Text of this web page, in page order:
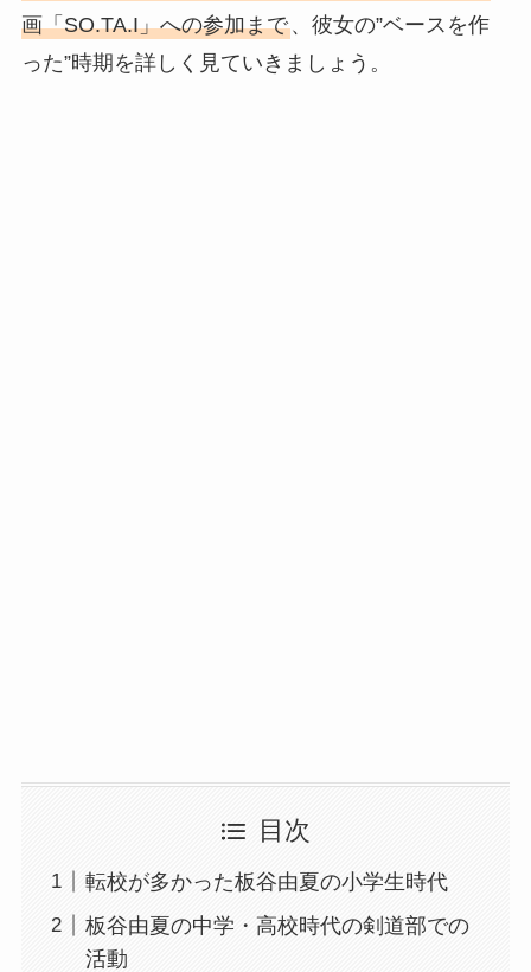
画「SO.TA.I」への参加まで、彼女の”ベースを作
った”時期を詳しく見ていきましょう。
目次
転校が多かった板谷由夏の小学生時代
板谷由夏の中学・高校時代の剣道部での
活動